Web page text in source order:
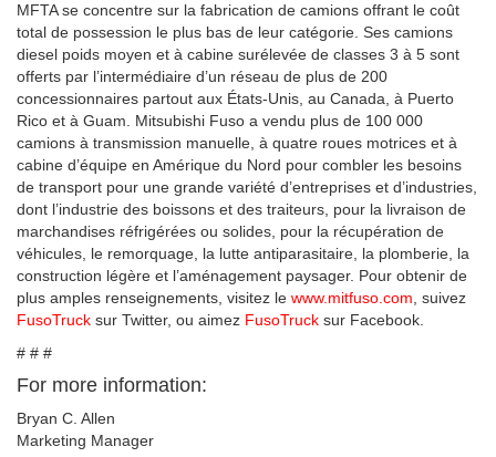
MFTA se concentre sur la fabrication de camions offrant le coût
total de possession le plus bas de leur catégorie. Ses camions
diesel poids moyen et à cabine surélevée de classes 3 à 5 sont
offerts par l’intermédiaire d’un réseau de plus de 200
concessionnaires partout aux États-Unis, au Canada, à Puerto
Rico et à Guam. Mitsubishi Fuso a vendu plus de 100 000
camions à transmission manuelle, à quatre roues motrices et à
cabine d’équipe en Amérique du Nord pour combler les besoins
de transport pour une grande variété d’entreprises et d’industries,
dont l’industrie des boissons et des traiteurs, pour la livraison de
marchandises réfrigérées ou solides, pour la récupération de
véhicules, le remorquage, la lutte antiparasitaire, la plomberie, la
construction légère et l’aménagement paysager. Pour obtenir de
plus amples renseignements, visitez le www.mitfuso.com , suivez
FusoTruck sur Twitter, ou aimez FusoTruck sur Facebook.
# # #
For more information:
Bryan C. Allen
Marketing Manager